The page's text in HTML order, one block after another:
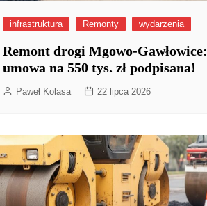
infrastruktura Remonty wydarzenia
Remont drogi Mgowo-Gawłowice:
umowa na 550 tys. zł podpisana!
Paweł Kolasa 22 lipca 2026